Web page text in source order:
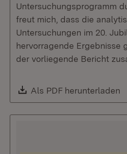
Untersuchungsprogramm
freut mich, dass die
Untersuchungen im 20.
hervorragende Ergebnisse
der vorliegende Bericht
Download:
Als PDF herunterladen